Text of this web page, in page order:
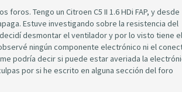
Tengo un Citroen C5 II 1.6 HDi FAP, y desde
Estuve investigando sobre la resistencia del
desmontar el ventilador y por lo visto tiene el
ningún componente electrónico ni el
podría decir si puede estar averiada la
por si he escrito en alguna sección del foro